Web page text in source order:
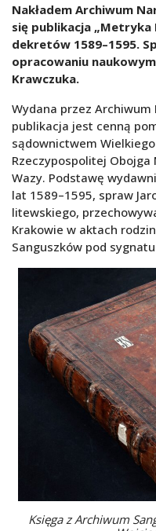
Nakładem Archiwum
się publikacja „Metryka
dekretów 1589–1595.
opracowaniu
Krawczuka.
Wydana przez
publikacja jest cenną
sądownictwem
Rzeczypospolitej
Wazy. Podstawę
lat 1589–1595, spraw
litewskiego,
Krakowie w aktach
Sanguszków pod
Księga z Archiwum